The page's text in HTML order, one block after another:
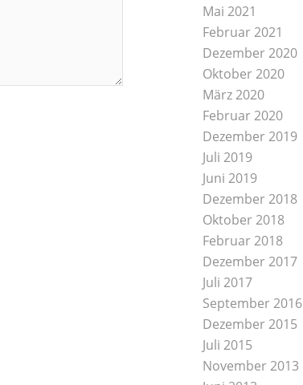
Mai 2021
Februar 2021
Dezember 2020
Oktober 2020
März 2020
Februar 2020
Dezember 2019
Juli 2019
Juni 2019
Dezember 2018
Oktober 2018
Februar 2018
Dezember 2017
Juli 2017
September 2016
Dezember 2015
Juli 2015
November 2013